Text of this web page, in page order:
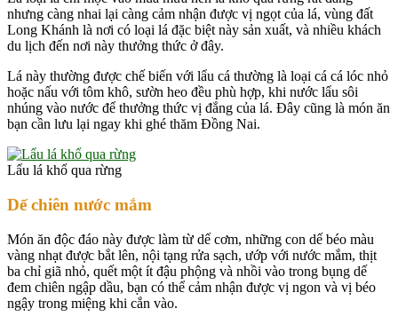
nhưng càng nhai lại càng cảm nhận được vị ngọt của lá, vùng đất
Long Khánh là nơi có loại lá đặc biệt này sản xuất, và nhiều khách
du lịch đến nơi này thưởng thức ở đây.
Lá này thường được chế biến với lẩu cá thường là loại cá cá lóc nhỏ
hoặc nấu với tôm khô, sườn heo đều phù hợp, khi nước lẩu sôi
nhúng vào nước để thưởng thức vị đắng của lá. Đây cũng là món ăn
bạn cần lưu lại ngay khi ghé thăm Đồng Nai.
Lẩu lá khổ qua rừng
Dế chiên nước mắm
Món ăn độc đáo này được làm từ dế cơm, những con dế béo màu
vàng nhạt được bắt lên, nội tạng rửa sạch, ướp với nước mắm, thịt
ba chỉ giã nhỏ, quết một ít đậu phộng và nhồi vào trong bụng dế
đem chiên ngập dầu, bạn có thể cảm nhận được vị ngon và vị béo
ngậy trong miệng khi cắn vào.